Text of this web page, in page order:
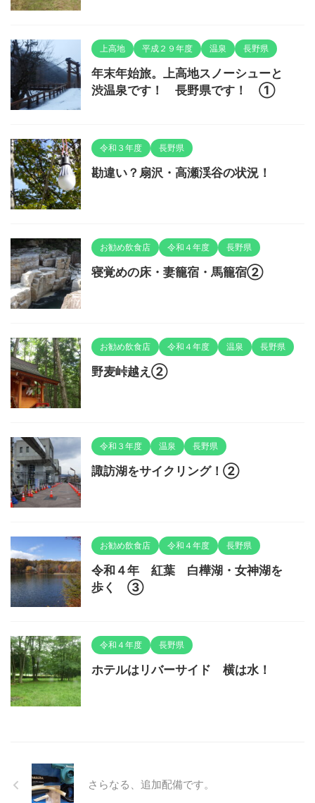
上高地 平成２９年度 温泉 長野県
年末年始旅。上高地スノーシューと
渋温泉です！ 長野県です！ ①
令和３年度 長野県
勘違い？扇沢・高瀬渓谷の状況！
お勧め飲食店 令和４年度 長野県
寝覚めの床・妻籠宿・馬籠宿②
お勧め飲食店 令和４年度 温泉 長野県
野麦峠越え②
令和３年度 温泉 長野県
諏訪湖をサイクリング！②
お勧め飲食店 令和４年度 長野県
令和４年 紅葉 白樺湖・女神湖を
歩く ③
令和４年度 長野県
ホテルはリバーサイド 横は水！
さらなる、追加配備です。